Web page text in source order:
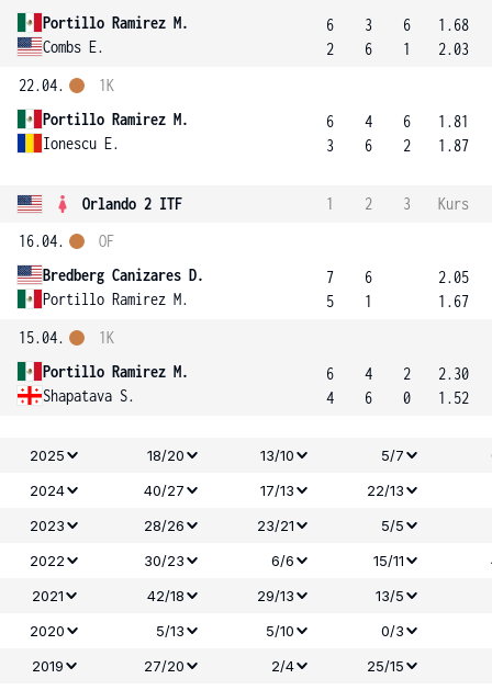
Portillo Ramirez M.
Combs E.
6
2
3
6
6
1
1.68
2.03
22.04.
Portillo Ramirez M.
Ionescu E.
1K
6
3
4
6
6
2
1.81
1.87
Orlando 2 ITF 1 2 3
Kurs
16.04.
Bredberg Canizares D.
Portillo Ramirez M.
OF
7
5
6
1
2.05
1.67
15.04.
Portillo Ramirez M.
Shapatava S.
1K
6
4
4
6
2
0
2.30
1.52
2025 18/20 13/10 5/7
2024
40/27 17/13
22/13
2023
28/26 23/21
5/5
2022
30/23 6/6 15/11
2021
42/18 29/13
13/5
2020
5/13 5/10
0/3
2019
27/20 2/4
25/15